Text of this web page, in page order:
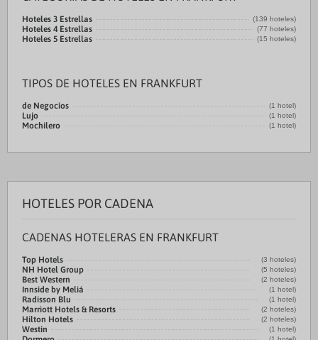
Hoteles 3 Estrellas (139 hoteles)
Hoteles 4 Estrellas (77 hoteles)
Hoteles 5 Estrellas (15 hoteles)
TIPOS DE HOTELES EN FRANKFURT
de Negocios (1 hotel)
Lujo (1 hotel)
Mochilero (1 hotel)
HOTELES POR CADENA
CADENAS HOTELERAS EN FRANKFURT
Top Hotels (3 hoteles)
NH Hotel Group (5 hoteles)
Best Western (2 hoteles)
Innside by Meliá (1 hotel)
Radisson Blu (1 hotel)
Marriott Hotels & Resorts (2 hoteles)
Hilton Hotels (2 hoteles)
Westin (1 hotel)